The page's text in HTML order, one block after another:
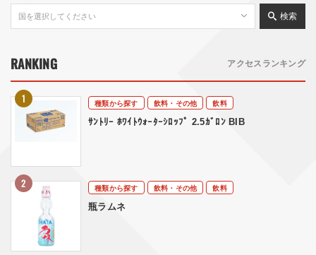
検索
RANKING アクセスランキング
種類から探す 飲料・その他
飲料
ｻﾝﾄﾘｰ ﾎﾜｲﾄｳｫｰﾀｰｼﾛｯﾌﾟ 2.5ｶﾞﾛﾝ BIB
種類から探す 飲料・その他
飲料
瓶ラムネ